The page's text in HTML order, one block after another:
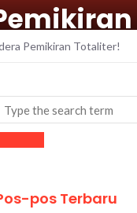
Pemikiran Totaliter!
pos Terbaru